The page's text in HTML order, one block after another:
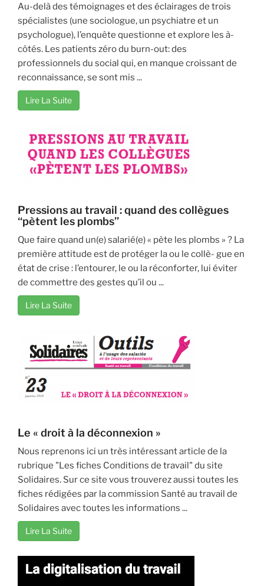
Au-delà des témoignages et des éclairages de trois
spécialistes (une sociologue, un psychiatre et un
psychologue), l’enquête questionne et explore les à-
côtés. Les patients zéro du burn-out: des
professionnels du social qui, en manque croissant de
reconnaissance, se sont mis ...
Lire La Suite
Pressions au travail : quand des collègues
‘‘pètent les plombs’’
Que faire quand un(e) salarié(e) « pète les plombs » ? La
première attitude est de protéger la ou le collè- gue en
état de crise : l’entourer, le ou la réconforter, lui éviter
de commettre des gestes qu’il ou ...
Lire La Suite
Le « droit à la déconnexion »
Nous reprenons ici un très intéressant article de la
rubrique "Les fiches Conditions de travail" du site
Solidaires. Sur ce site vous trouverez aussi toutes les
fiches rédigées par la commission Santé au travail de
Solidaires avec toutes les informations ...
Lire La Suite